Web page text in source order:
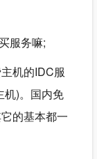
服务嘛;
机的IDC服
机)。国内免
的基本都一